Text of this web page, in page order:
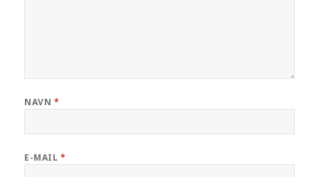
NAVN *
E-MAIL *